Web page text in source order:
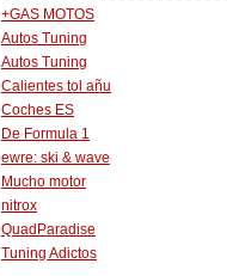
+GAS MOTOS
Autos Tuning
Autos Tuning
Calientes tol añu
Coches ES
De Formula 1
ewre: ski & wave
Mucho motor
nitrox
QuadParadise
Tuning Adictos